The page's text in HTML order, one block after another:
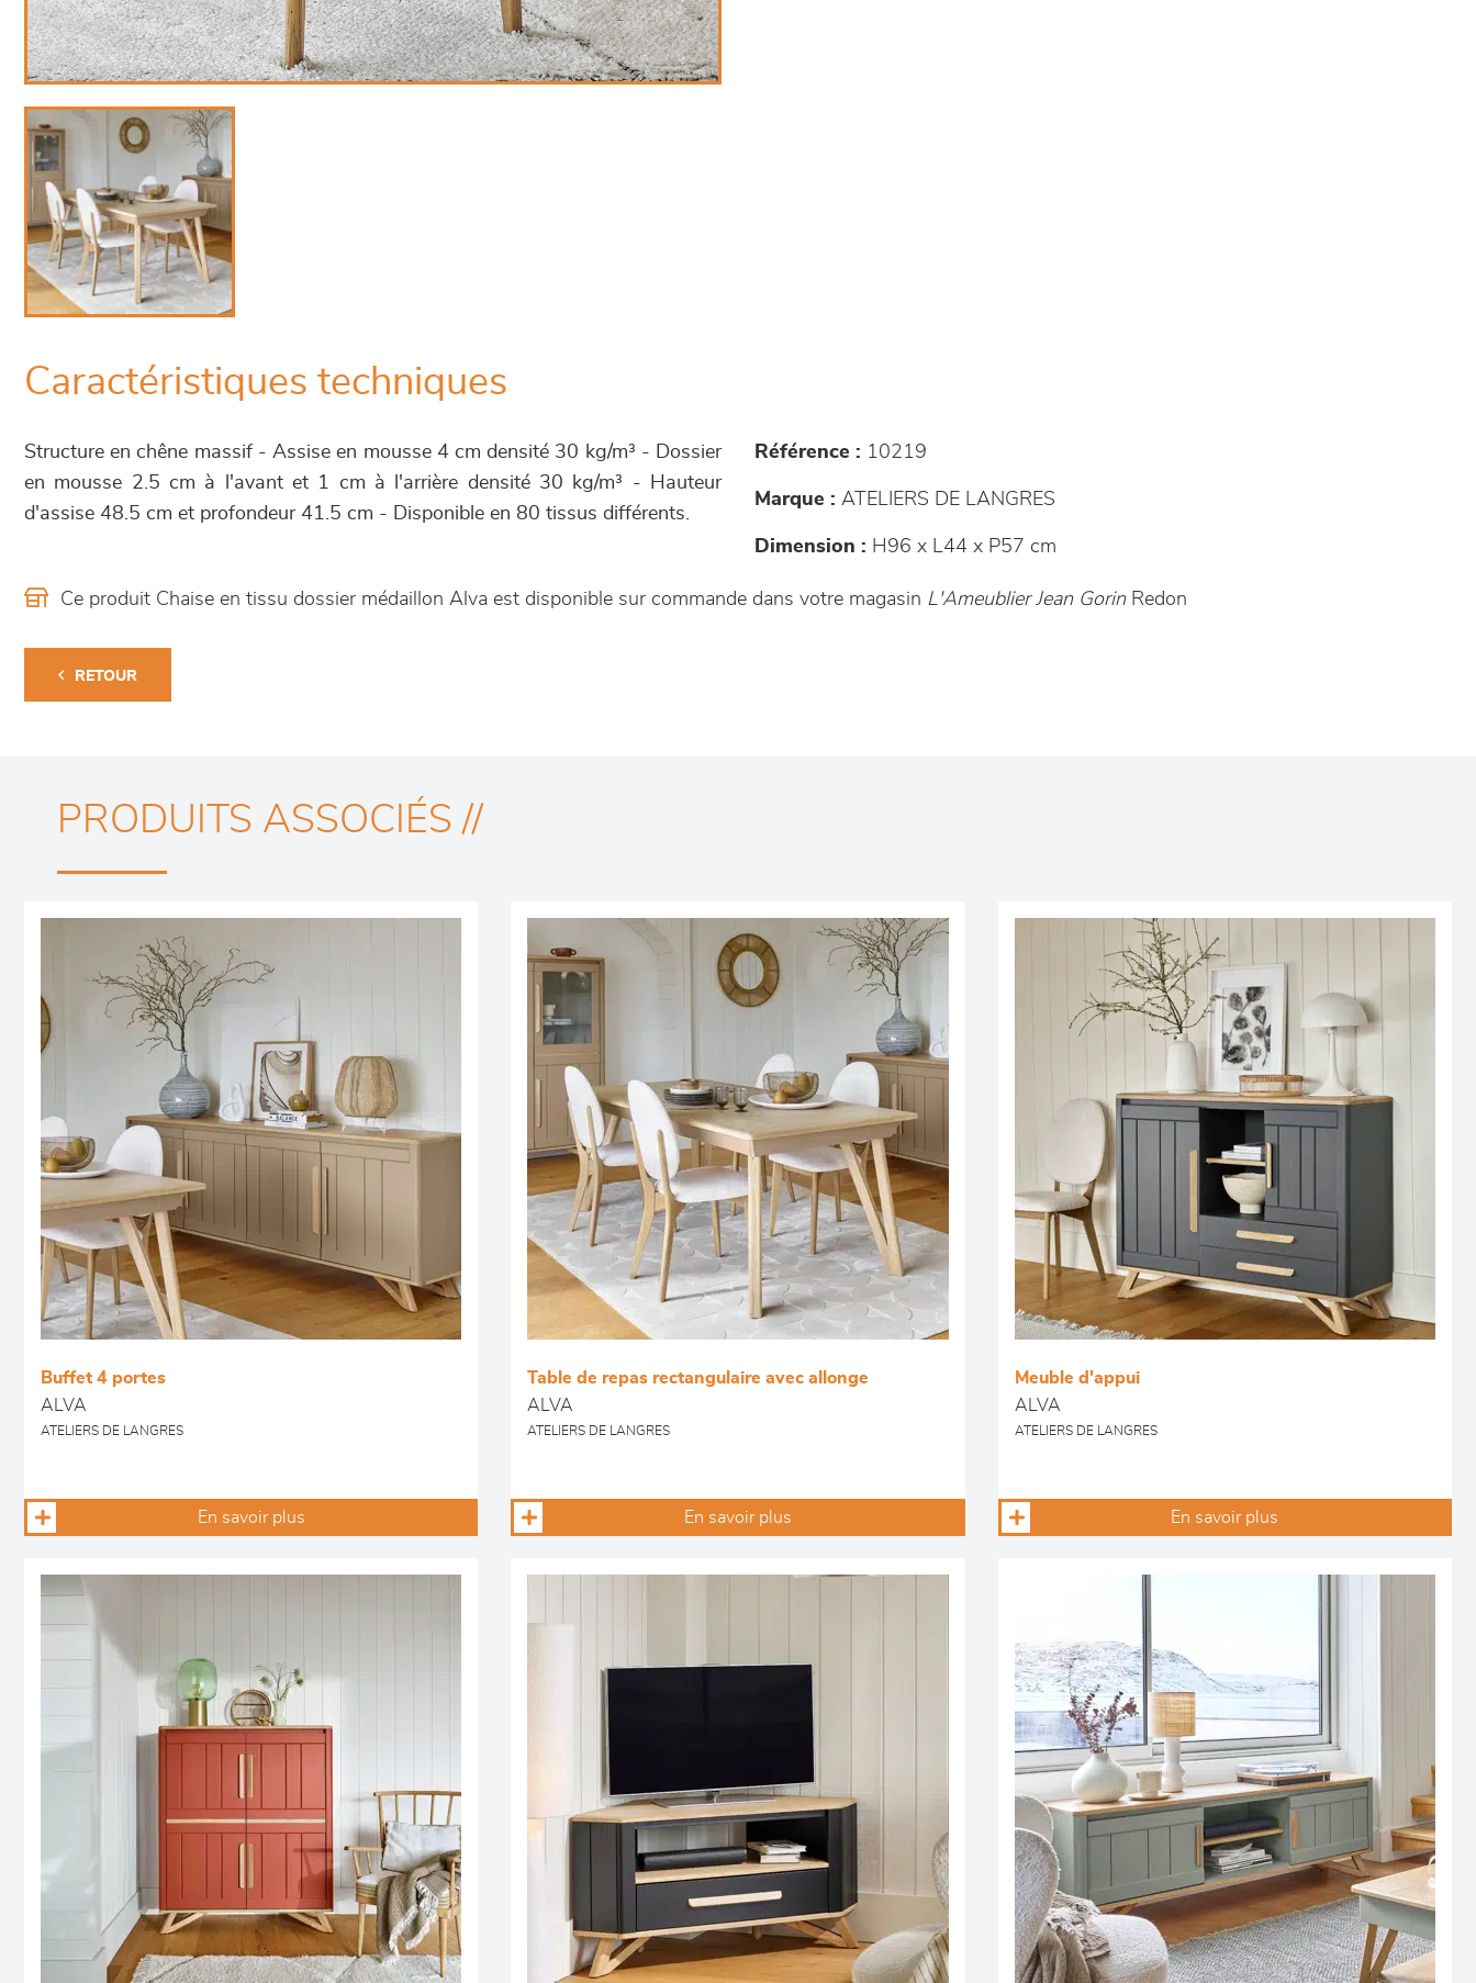
Caractéristiques techniques
Structure en chêne massif - Assise en mousse 4 cm densité 30 kg/m³ - Dossier
en mousse 2.5 cm à l'avant et 1 cm à l'arrière densité 30 kg/m³ - Hauteur
d'assise 48.5 cm et profondeur 41.5 cm - Disponible en 80 tissus différents.
Référence : 10219
Marque : ATELIERS DE LANGRES
Dimension : H96 x L44 x P57 cm
Ce produit Chaise en tissu dossier médaillon Alva est disponible sur commande dans votre magasin L'Ameublier Jean GorinRedon
RETOUR
PRODUITS ASSOCIÉS //
Buffet 4 portes
ALVA
ATELIERS DE LANGRES
En savoir plus
Table de repas rectangulaire avec allonge
ALVA
ATELIERS DE LANGRES
En savoir plus
Meuble d'appui
ALVA
ATELIERS DE LANGRES
En savoir plus